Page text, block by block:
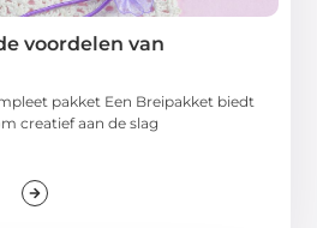
voordelen van
pakket Een Breipakket biedt
creatief aan de slag